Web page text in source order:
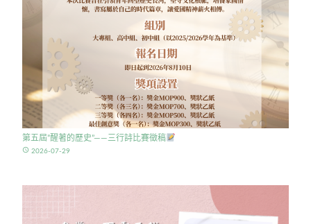
第五屆”醒著的歷史”——三行詩比賽徵稿
access_time 2026-07-29